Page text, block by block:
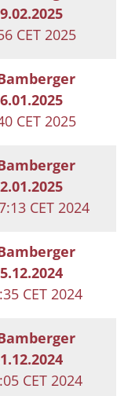
CET 2025
CET 2025
CET 2024
CET 2024
CET 2024